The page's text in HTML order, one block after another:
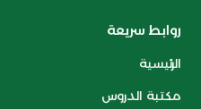
روابط سريعة
الرئيسية
مكتبة الدروس